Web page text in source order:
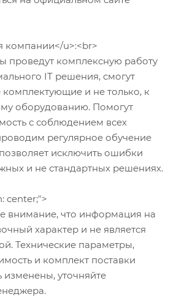
компании</u>:<br>
проведут комплексную работу
IT решения, смогут
и не только, к
оборудованию. Помогут
с соблюдением всех
регулярное обучение
исключить ошибки
и не стандартных решениях.
center;">
что информация на
характер и не является
Технические параметры,
и комплект поставки
изменены, уточняйте